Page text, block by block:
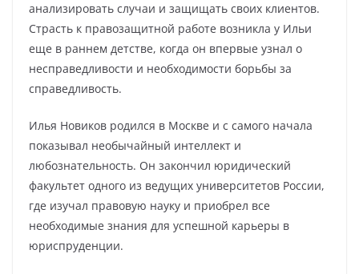
анализировать случаи и защищать своих клиентов.
Страсть к правозащитной работе возникла у Ильи
еще в раннем детстве, когда он впервые узнал о
несправедливости и необходимости борьбы за
справедливость.
Илья Новиков родился в Москве и с самого начала
показывал необычайный интеллект и
любознательность. Он закончил юридический
факультет одного из ведущих университетов России,
где изучал правовую науку и приобрел все
необходимые знания для успешной карьеры в
юриспруденции.